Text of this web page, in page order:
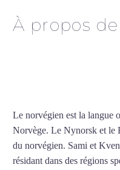
À propos
Le norvégien est la langue
Norvège. Le Nynorsk et le
du norvégien. Sami et
résidant dans des régions